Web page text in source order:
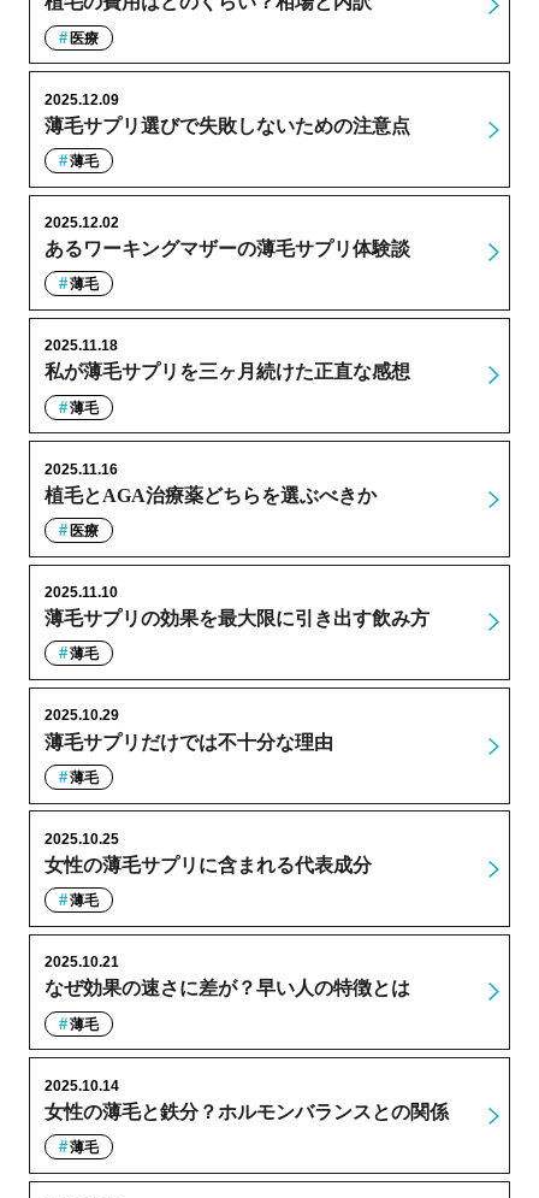
医療
薄毛サプリ選びで失敗しないための注意点
2025.12.09
薄毛
あるワーキングマザーの薄毛サプリ体験談
2025.12.02
薄毛
私が薄毛サプリを三ヶ月続けた正直な感想
2025.11.18
薄毛
植毛とAGA治療薬どちらを選ぶべきか
2025.11.16
医療
薄毛サプリの効果を最大限に引き出す飲み方
2025.11.10
薄毛
薄毛サプリだけでは不十分な理由
2025.10.29
薄毛
女性の薄毛サプリに含まれる代表成分
2025.10.25
薄毛
なぜ効果の速さに差が？早い人の特徴とは
2025.10.21
薄毛
女性の薄毛と鉄分？ホルモンバランスとの関係
2025.10.14
薄毛